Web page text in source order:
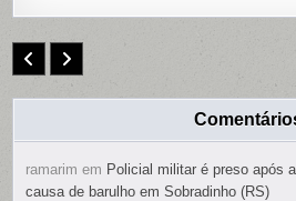
ramarim em Policial militar é preso após
causa de barulho em Sobradinho (RS)